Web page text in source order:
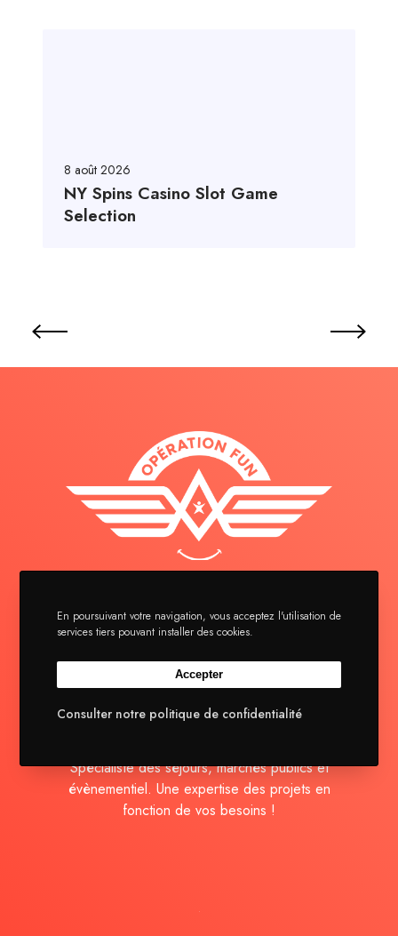
8 août 2026
NY Spins Casino Slot Game
Selection
La brigade
Séjours
Actualités
Contact
Spécialiste des séjours, marchés publics et
évènementiel. Une expertise des projets en
fonction de vos besoins !
En poursuivant votre navigation, vous acceptez l'utilisation de
services tiers pouvant installer des cookies.
Consulter notre politique de confidentialité
Accepter